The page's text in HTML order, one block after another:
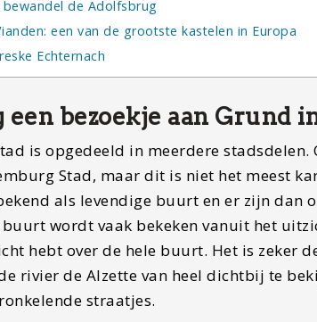
de Adolfsbrug
een van de grootste kastelen in Europa
Echternach
een bezoekje aan Grund
is opgedeeld in meerdere
Stad, maar dit is niet het meest
als levendige buurt en er zijn dan
wordt vaak bekeken vanuit het
hebt over de hele buurt. Het is zeker
rivier de Alzette van heel dichtbij te
straatjes.